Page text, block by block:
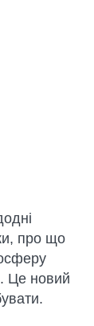
про що
Це новий